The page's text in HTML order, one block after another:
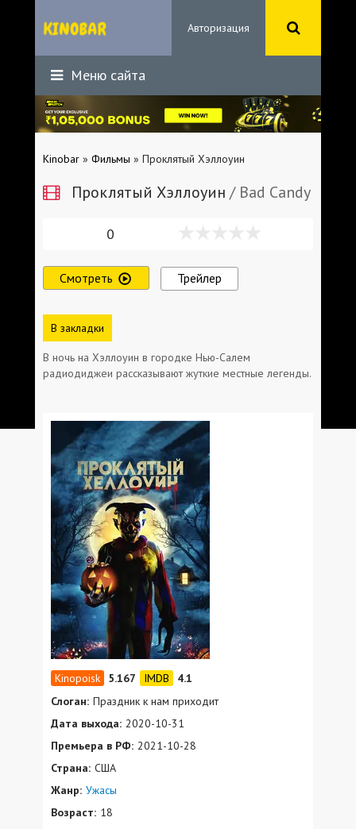
Авторизация
Меню сайта
Kinobar » Фильмы » Проклятый Хэллоуин
Проклятый Хэллоуин / Bad Candy
0
Смотреть Трейлер
В закладки
В ночь на Хэллоуин в городке Нью-Салем
радиодиджеи рассказывают жуткие местные легенды.
5.167
4.1
Слоган: Праздник к нам приходит
Дата выхода: 2020-10-31
Премьера в РФ: 2021-10-28
Страна: США
Жанр: Ужасы
Возраст: 18